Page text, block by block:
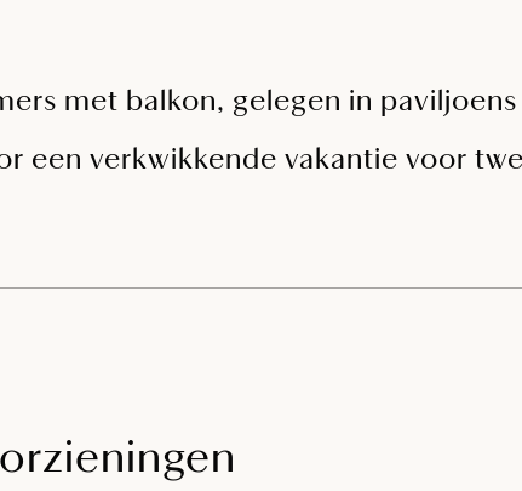
met balkon, gelegen in
een verkwikkende vakantie voor